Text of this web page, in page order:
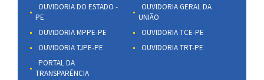
OUVIDORIA DO ESTADO -
PE
OUVIDORIA GERAL DA
UNIÃO
OUVIDORIA MPPE-PE
OUVIDORIA TCE-PE
OUVIDORIA TJPE-PE
OUVIDORIA TRT-PE
PORTAL DA
TRANSPARÊNCIA